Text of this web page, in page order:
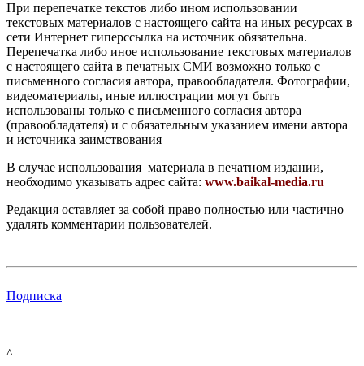
При перепечатке текстов либо ином использовании
текстовых материалов с настоящего сайта на иных ресурсах в
сети Интернет гиперссылка на источник обязательна.
Перепечатка либо иное использование текстовых материалов
с настоящего сайта в печатных СМИ возможно только с
письменного согласия автора, правообладателя. Фотографии,
видеоматериалы, иные иллюстрации могут быть
использованы только с письменного согласия автора
(правообладателя) и с обязательным указанием имени автора
и источника заимствования
В случае использования материала в печатном издании,
необходимо указывать адрес сайта: www.baikal-media.ru
Редакция оставляет за собой право полностью или частично
удалять комментарии пользователей.
Подписка
^